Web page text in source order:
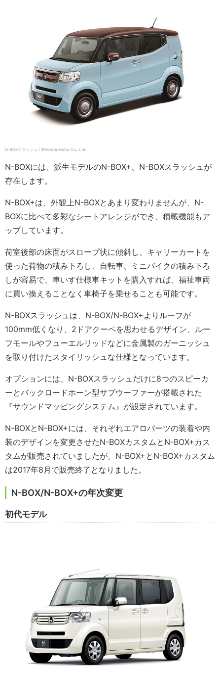
N-BOXスラッシュ / ©Honda Motor Co., Ltd.
N-BOXには、派生モデルのN-BOX+、N-BOXスラッシュが
存在します。
N-BOX+は、外観上N-BOXとあまり変わりませんが、N-
BOXに比べて多彩なシートアレンジができ、積載機能もア
ップしています。
荷室後部の床面がスロープ状に傾斜し、キャリーカートを
使った荷物の積み下ろし、自転車、ミニバイクの積み下ろ
しが容易で、車いす仕様車キットを購入すれば、福祉車両
に買い換えることなく車椅子を乗せることも可能です。
N-BOXスラッシュは、N-BOX/N-BOX+よりルーフが
100mm低くなり、2ドアクーペを思わせるデザイン、ルー
フモールやフューエルリッドなどに金属製のガーニッシュ
を取り付けたスタイリッシュな仕様となっています。
オプションには、N-BOXスラッシュだけに8つのスピーカ
ーとバックロードホーン型サブウーファーが搭載された
『サウンドマッピングシステム』が設定されています。
N-BOXとN-BOX+には、それぞれエアロパーツの装着や内
装のデザインを変更させたN-BOXカスタムとN-BOX+カス
タムが販売されていましたが、N-BOX+とN-BOX+カスタム
は2017年8月で販売終了となりました。
N-BOX/N-BOX+の年次変更
初代モデル